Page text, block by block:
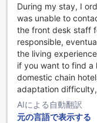
During my stay, I
was unable to
the front desk staff
responsible,
the living
if you want to find a
domestic chain
adaptation
AIによる自動翻訳
元の言語で表示する